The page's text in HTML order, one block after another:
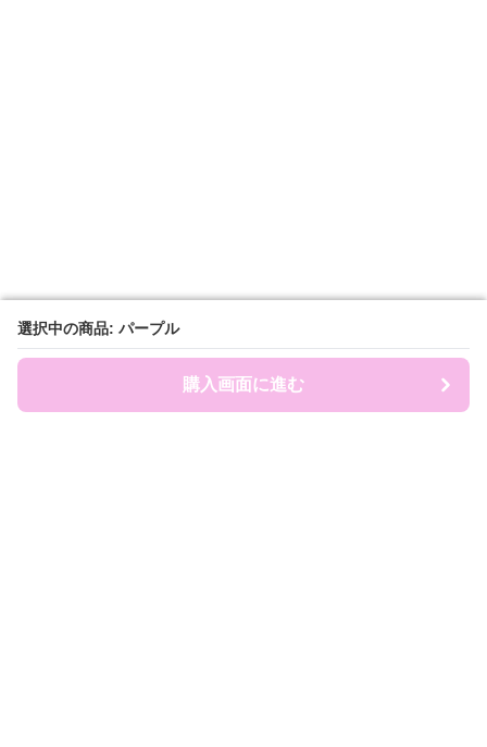
選択中の商品: パープル
購入画面に進む
選択中の商品: パープル
購入画面に進む